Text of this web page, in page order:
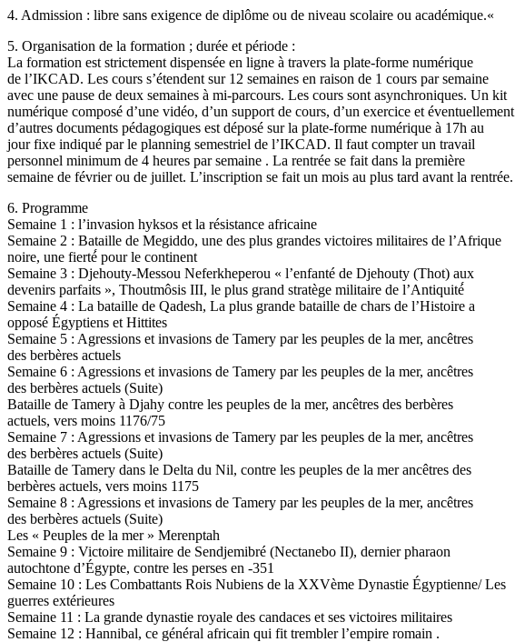
4. Admission : libre sans exigence de diplôme ou de niveau scolaire ou académique.«
5. Organisation de la formation ; durée et période :
La formation est strictement dispensée en ligne à travers la plate-forme numérique
de l’IKCAD. Les cours s’étendent sur 12 semaines en raison de 1 cours par semaine
avec une pause de deux semaines à mi-parcours. Les cours sont asynchroniques. Un kit
numérique composé d’une vidéo, d’un support de cours, d’un exercice et éventuellement
d’autres documents pédagogiques est déposé sur la plate-forme numérique à 17h au
jour fixe indiqué par le planning semestriel de l’IKCAD. Il faut compter un travail
personnel minimum de 4 heures par semaine . La rentrée se fait dans la première
semaine de février ou de juillet. L’inscription se fait un mois au plus tard avant la rentrée.
6. Programme
Semaine 1 : l’invasion hyksos et la résistance africaine
Semaine 2 : Bataille de Megiddo, une des plus grandes victoires militaires de l’Afrique
noire, une fierté́ pour le continent
Semaine 3 : Djehouty-Messou Neferkheperou « l’enfanté de Djehouty (Thot) aux
devenirs parfaits », Thoutmôsis III, le plus grand stratège militaire de l’Antiquité́
Semaine 4 : La bataille de Qadesh, La plus grande bataille de chars de l’Histoire a
opposé Égyptiens et Hittites
Semaine 5 : Agressions et invasions de Tamery par les peuples de la mer, ancêtres
des berbères actuels
Semaine 6 : Agressions et invasions de Tamery par les peuples de la mer, ancêtres
des berbères actuels (Suite)
Bataille de Tamery à Djahy contre les peuples de la mer, ancêtres des berbères
actuels, vers moins 1176/75
Semaine 7 : Agressions et invasions de Tamery par les peuples de la mer, ancêtres
des berbères actuels (Suite)
Bataille de Tamery dans le Delta du Nil, contre les peuples de la mer ancêtres des
berbères actuels, vers moins 1175
Semaine 8 : Agressions et invasions de Tamery par les peuples de la mer, ancêtres
des berbères actuels (Suite)
Les « Peuples de la mer » Merenptah
Semaine 9 : Victoire militaire de Sendjemibré (Nectanebo II), dernier pharaon
autochtone d’Égypte, contre les perses en -351
Semaine 10 : Les Combattants Rois Nubiens de la XXVème Dynastie Égyptienne/ Les
guerres extérieures
Semaine 11 : La grande dynastie royale des candaces et ses victoires militaires
Semaine 12 : Hannibal, ce général africain qui fit trembler l’empire romain .